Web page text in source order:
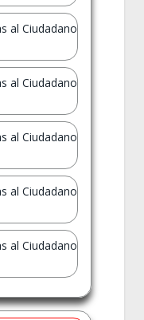
al Ciudadano
al Ciudadano
al Ciudadano
al Ciudadano
al Ciudadano